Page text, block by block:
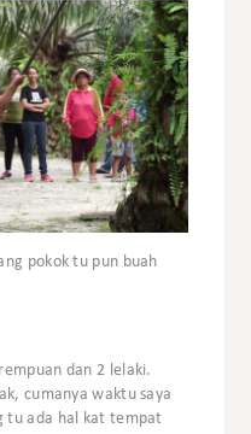
pokok tu pun buah
dan 2 lelaki.
cumanya waktu saya
tu ada hal kat tempat